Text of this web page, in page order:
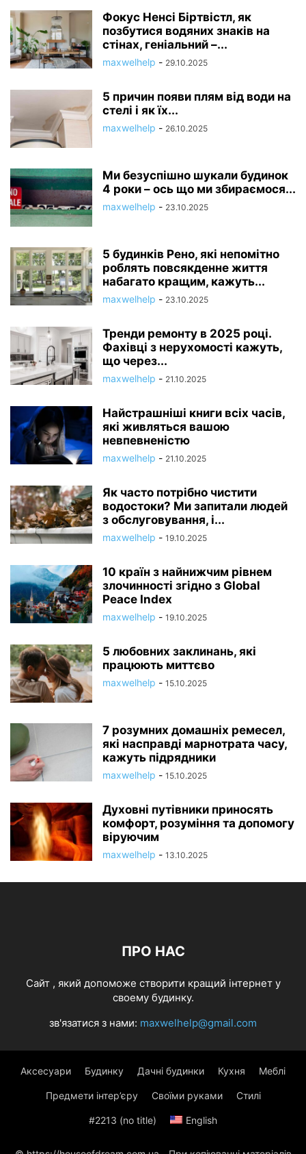
Фокус Ненсі Біртвістл, як
позбутися водяних знаків на
стінах, геніальний –...
maxwelhelp - 29.10.2025
5 причин появи плям від води на
стелі і як їх...
maxwelhelp - 26.10.2025
Ми безуспішно шукали будинок
4 роки – ось що ми збираємося...
maxwelhelp - 23.10.2025
5 будинків Рено, які непомітно
роблять повсякденне життя
набагато кращим, кажуть...
maxwelhelp - 23.10.2025
Тренди ремонту в 2025 році.
Фахівці з нерухомості кажуть,
що через...
maxwelhelp - 21.10.2025
Найстрашніші книги всіх часів,
які живляться вашою
невпевненістю
maxwelhelp - 21.10.2025
Як часто потрібно чистити
водостоки? Ми запитали людей
з обслуговування, і...
maxwelhelp - 19.10.2025
10 країн з найнижчим рівнем
злочинності згідно з Global
Peace Index
maxwelhelp - 19.10.2025
5 любовних заклинань, які
працюють миттєво
maxwelhelp - 15.10.2025
7 розумних домашніх ремесел,
які насправді марнотрата часу,
кажуть підрядники
maxwelhelp - 15.10.2025
Духовні путівники приносять
комфорт, розуміння та допомогу
віруючим
maxwelhelp - 13.10.2025
ПРО НАС
Cайт , який допоможе створити кращий інтернет у
своему будинку.
зв'язатися з нами: maxwelhelp@gmail.com
Аксесуари Будинку Дачні будинки Кухня Меблі
Предмети інтер’єру Своїми руками Стилі
#2213 (no title) English